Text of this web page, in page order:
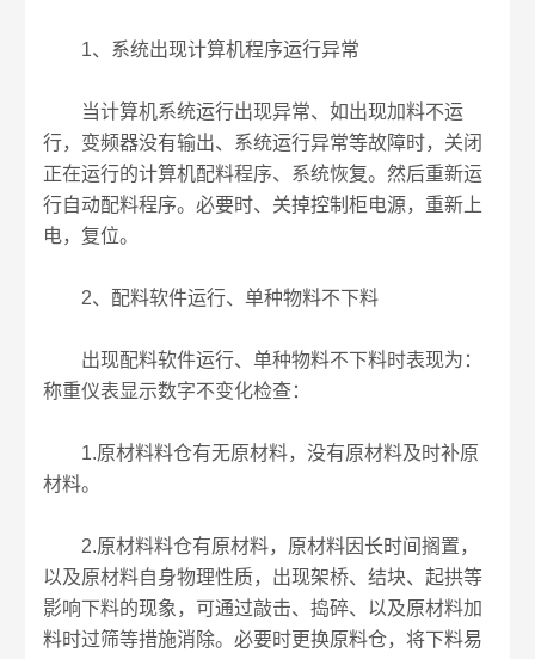
1、系统出现计算机程序运行异常
当计算机系统运行出现异常、如出现加料不运
行，变频器没有输出、系统运行异常等故障时，关闭
正在运行的计算机配料程序、系统恢复。然后重新运
行自动配料程序。必要时、关掉控制柜电源，重新上
电，复位。
2、配料软件运行、单种物料不下料
出现配料软件运行、单种物料不下料时表现为：
称重仪表显示数字不变化检查：
1.原材料料仓有无原材料，没有原材料及时补原
材料。
2.原材料料仓有原材料，原材料因长时间搁置，
以及原材料自身物理性质，出现架桥、结块、起拱等
影响下料的现象，可通过敲击、捣碎、以及原材料加
料时过筛等措施消除。必要时更换原料仓，将下料易